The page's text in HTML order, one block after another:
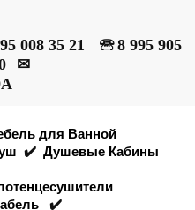
008 35 21 🕾 8 995 905
✉
для Ванной
✔️ Душевые Кабины
✔️